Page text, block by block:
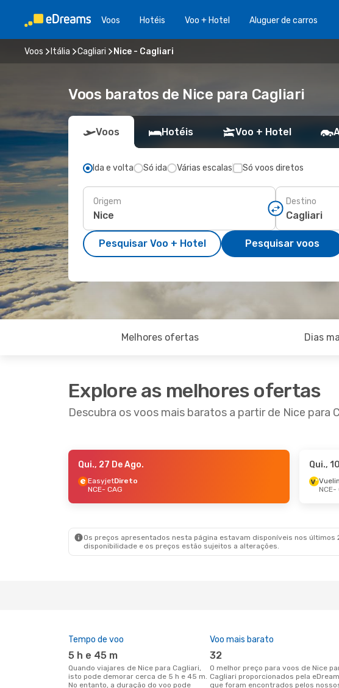
Voos Hotéis Voo + Hotel Aluguer de carros
Voos Itália Cagliari Nice - Cagliari
Voos baratos de Nice para Cagliari
Voos Hotéis Voo + Hotel
Ida e volta Só ida Várias escalas Só voos diretos
Origem Destino
Pesquisar Voo + Hotel Pesquisar voos
Melhores ofertas Dias
Explore as melhores ofertas
Descubra os voos mais baratos a partir de Nice para
- Seg., 31 De Ago.
Qui., 27 De Ago.
EasyjetDireto
NCE- CAG
Qui.,
NCE-
Os preços apresentados nesta página estavam disponíveis nos
disponibilidade e os preços estão sujeitos a alterações.
Tempo de voo
5 h e 45 m
Quando viajares de Nice para Cagliari,
isto pode demorar cerca de 5 h e 45 m.
No entanto, a duração do voo pode
Voo mais barato
32
O melhor preço para voos de Nice para
Cagliari proporcionados pela
que foram encontrados pelos